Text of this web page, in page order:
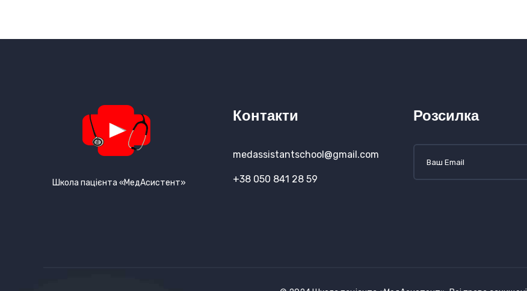
Школа пацієнта «МедАсистент»
Контакти
medassistantschool@gmail.com
+38 050 841 28 59
Розсилка